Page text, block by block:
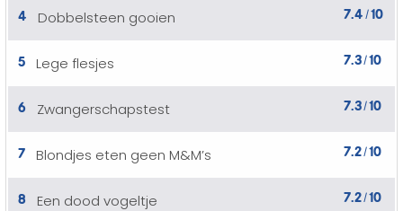
4 Dobbelsteen gooien 7.4 /10
5 Lege flesjes 7.3/10
6 Zwangerschapstest 7.3/10
7 Blondjes eten geen M&M’s 7.2/10
8 Een dood vogeltje 7.2/10